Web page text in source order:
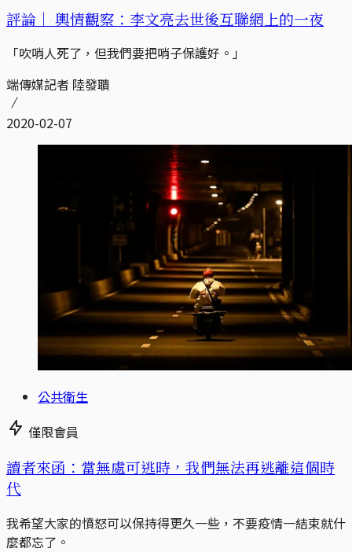
評論｜ 輿情觀察：李文亮去世後互聯網上的一夜
「吹哨人死了，但我們要把哨子保護好。」
端傳媒記者 陸發聵
2020-02-07
公共衛生
僅限會員
讀者來函：當無處可逃時，我們無法再逃離這個時
代
我希望大家的憤怒可以保持得更久一些，不要疫情一結束就什
麼都忘了。